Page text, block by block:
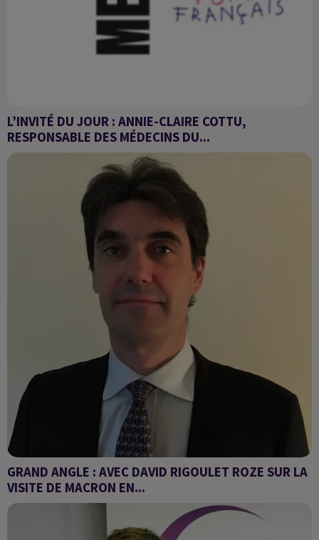
L’INVITÉ DU JOUR : ANNIE-CLAIRE COTTU,
RESPONSABLE DES MÉDECINS DU...
LA JOURNÉE NATIONALE DES OUBLIÉS DE LA SANTÉ
GRAND ANGLE : AVEC DAVID RIGOULET ROZE SUR LA
VISITE DE MACRON EN...
Emmanuel Macron en Égypte : pour le retour de l’aide